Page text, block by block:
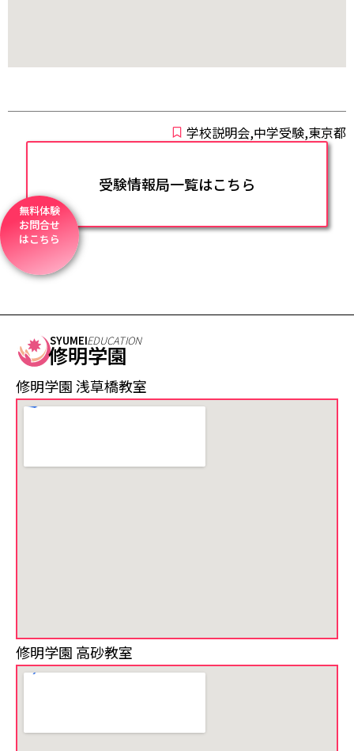
学校説明会,中学受験,東京都
受験情報局一覧はこちら
無料体験
お問合せ
はこちら
SYUMEIEDUCATION
修明学園
修明学園 浅草橋教室
修明学園 高砂教室